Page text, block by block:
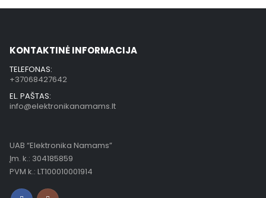
KONTAKTINĖ INFORMACIJA
TELEFONAS:
+37068427642
EL. PAŠTAS:
info@elektronikanamams.lt
UAB “Elektronika Namams”
Įm. k.: 304185859
PVM k.: LT100010001914